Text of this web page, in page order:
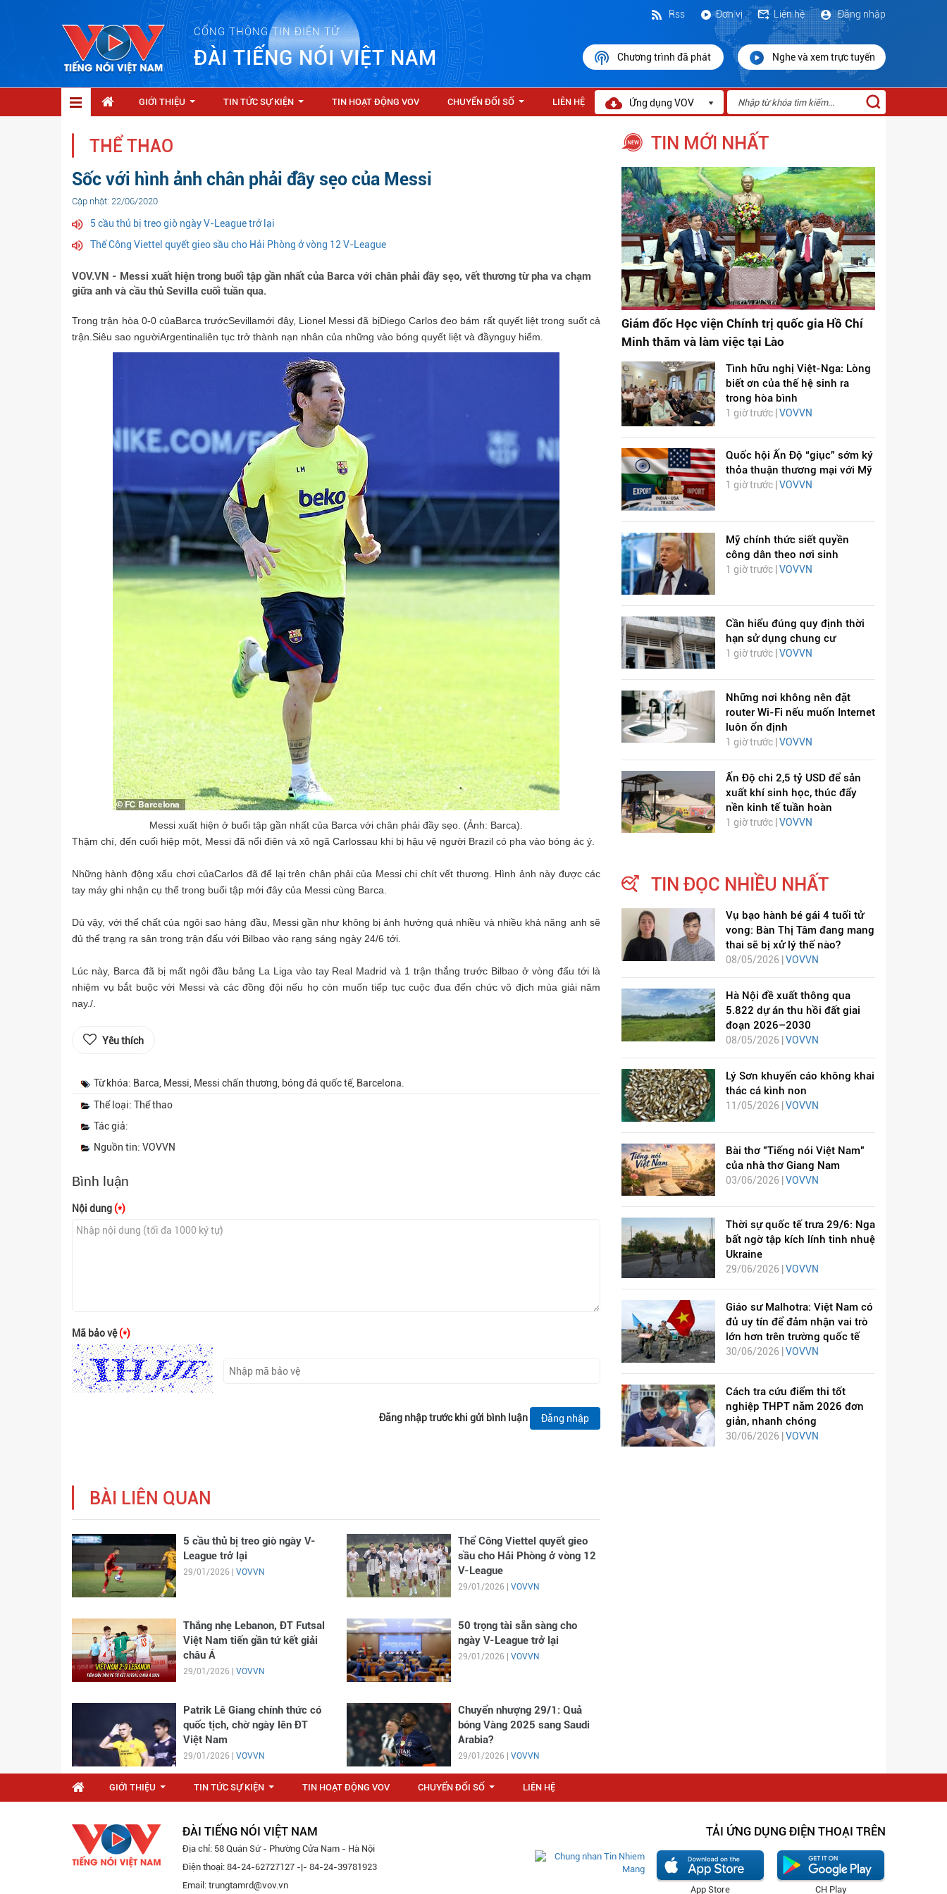
CỔNG THÔNG TIN ĐIỆN TỬ
ĐÀI TIẾNG NÓI VIỆT NAM
Đăng nhập
Liên hệ
Đơn vị
Rss
Chương trình đã phát Nghe và xem trực tuyến
GIỚI THIỆU TIN TỨC SỰ KIỆN TIN HOẠT ĐỘNG VOV CHUYỂN ĐỔI SỐ LIÊN HỆ Ứng dụng VOV
THỂ THAO
Sốc với hình ảnh chân phải đầy sẹo của Messi
Cập nhật: 22/06/2020
5 cầu thủ bị treo giò ngày V-League trở lại
Thể Công Viettel quyết gieo sầu cho Hải Phòng ở vòng 12 V-League
VOV.VN - Messi xuất hiện trong buổi tập gần nhất của Barca với chân phải đầy sẹo, vết thương từ pha va chạm
giữa anh và cầu thủ Sevilla cuối tuần qua.
Trong trận hòa 0-0 củaBarca trướcSevillamới đây, Lionel Messi đã bịDiego Carlos đeo bám rất quyết liệt trong suốt cả
trận.Siêu sao ngườiArgentinaliên tục trở thành nạn nhân của những vào bóng quyết liệt và đầynguy hiểm.
Messi xuất hiện ở buổi tập gần nhất của Barca với chân phải đầy sẹo. (Ảnh: Barca).
Thậm chí, đến cuối hiệp một, Messi đã nổi điên và xô ngã Carlossau khi bị hậu vệ người Brazil có pha vào bóng ác ý.
Những hành động xấu chơi củaCarlos đã để lại trên chân phải của Messi chi chít vết thương. Hình ảnh này được các
tay máy ghi nhận cụ thể trong buổi tập mới đây của Messi cùng Barca.
Dù vậy, với thể chất của ngôi sao hàng đầu, Messi gần như không bị ảnh hưởng quá nhiều và nhiều khả năng anh sẽ
đủ thể trạng ra sân trong trận đấu với Bilbao vào rạng sáng ngày 24/6 tới.
Lúc này, Barca đã bị mất ngôi đầu bảng La Liga vào tay Real Madrid và 1 trận thắng trước Bilbao ở vòng đấu tới là
nhiệm vụ bắt buộc với Messi và các đồng đội nếu họ còn muốn tiếp tục cuộc đua đến chức vô địch mùa giải năm
nay./.
Yêu thích
Từ khóa: Barca, Messi, Messi chấn thương, bóng đá quốc tế, Barcelona.
Thể loại: Thể thao
Tác giả:
Nguồn tin: VOVVN
Bình luận
Nội dung (*)
Mã bảo vệ(*)
Đăng nhập trước khi gửi bình luận Đăng nhập
BÀI LIÊN QUAN
5 cầu thủ bị treo giò ngày V-
League trở lại
29/01/2026 | VOVVN
Thể Công Viettel quyết gieo
sầu cho Hải Phòng ở vòng 12
V-League
29/01/2026 | VOVVN
Thắng nhẹ Lebanon, ĐT Futsal
Việt Nam tiến gần tứ kết giải
châu Á
29/01/2026 | VOVVN
50 trọng tài sẵn sàng cho
ngày V-League trở lại
29/01/2026 | VOVVN
Patrik Lê Giang chính thức có
quốc tịch, chờ ngày lên ĐT
Việt Nam
29/01/2026 | VOVVN
Chuyển nhượng 29/1: Quả
bóng Vàng 2025 sang Saudi
Arabia?
29/01/2026 | VOVVN
TIN MỚI NHẤT
Giám đốc Học viện Chính trị quốc gia Hồ Chí
Minh thăm và làm việc tại Lào
Tình hữu nghị Việt-Nga: Lòng
biết ơn của thế hệ sinh ra
trong hòa bình
1 giờ trước |VOVVN
Quốc hội Ấn Độ “giục” sớm ký
thỏa thuận thương mại với Mỹ
1 giờ trước | VOVVN
Mỹ chính thức siết quyền
công dân theo nơi sinh
1 giờ trước |VOVVN
Cần hiểu đúng quy định thời
hạn sử dụng chung cư
1 giờ trước | VOVVN
Những nơi không nên đặt
router Wi-Fi nếu muốn Internet
luôn ổn định
1 giờ trước | VOVVN
Ấn Độ chi 2,5 tỷ USD để sản
xuất khí sinh học, thúc đẩy
nền kinh tế tuần hoàn
1 giờ trước | VOVVN
TIN ĐỌC NHIỀU NHẤT
Vụ bạo hành bé gái 4 tuổi tử
vong: Bàn Thị Tâm đang mang
thai sẽ bị xử lý thế nào?
08/05/2026 | VOVVN
Hà Nội đề xuất thông qua
5.822 dự án thu hồi đất giai
đoạn 2026–2030
08/05/2026 | VOVVN
Lý Sơn khuyến cáo không khai
thác cá kình non
11/05/2026 | VOVVN
Bài thơ "Tiếng nói Việt Nam"
của nhà thơ Giang Nam
03/06/2026 | VOVVN
Thời sự quốc tế trưa 29/6: Nga
bất ngờ tập kích lính tinh nhuệ
Ukraine
29/06/2026 | VOVVN
Giáo sư Malhotra: Việt Nam có
đủ uy tín để đảm nhận vai trò
lớn hơn trên trường quốc tế
30/06/2026 | VOVVN
Cách tra cứu điểm thi tốt
nghiệp THPT năm 2026 đơn
giản, nhanh chóng
30/06/2026 | VOVVN
GIỚI THIỆU TIN TỨC SỰ KIỆN TIN HOẠT ĐỘNG VOV CHUYỂN ĐỔI SỐ LIÊN HỆ
ĐÀI TIẾNG NÓI VIỆT NAM
Địa chỉ: 58 Quán Sứ - Phường Cửa Nam - Hà Nội
Điện thoại: 84-24-62727127 -|- 84-24-39781923
Email: trungtamrd@vov.vn
TẢI ỨNG DỤNG ĐIỆN THOẠI TRÊN
CH Play
App Store